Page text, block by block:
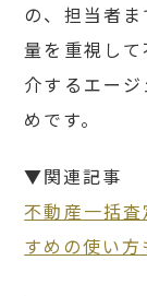
の、担当者
量を重視し
介するエー
めです。
▼関連記事
不動産一括
すめの使い方